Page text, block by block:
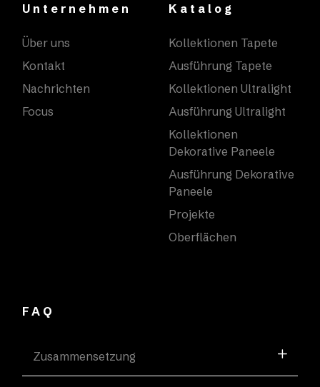
Unternehmen
Über uns
Kontakt
Nachrichten
Focus
Katalog
Kollektionen Tapete
Ausführung Tapete
Kollektionen Ultralight
Ausführung Ultralight
Kollektionen
Dekorative Paneele
Ausführung Dekorative
Paneele
Projekte
Oberflächen
FAQ
Zusammensetzung